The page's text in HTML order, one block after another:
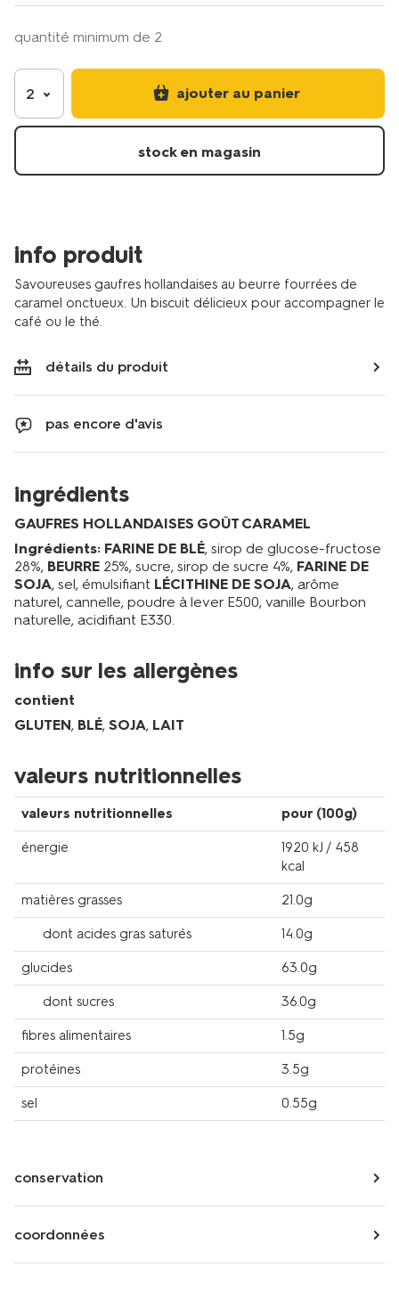
caramel-
10822017.html
quantité minimum de 2
2 ajouter au panier
stock en magasin
info produit
Savoureuses gaufres hollandaises au beurre fourrées de
caramel onctueux. Un biscuit délicieux pour accompagner le
café ou le thé.
détails du produit
pas encore d'avis
ingrédients
GAUFRES HOLLANDAISES GOÛT CARAMEL
Ingrédients: FARINE DE BLÉ, sirop de glucose-fructose
28%, BEURRE 25%, sucre, sirop de sucre 4%, FARINE DE
SOJA, sel, émulsifiant LÉCITHINE DE SOJA, arôme
naturel, cannelle, poudre à lever E500, vanille Bourbon
naturelle, acidifiant E330.
info sur les allergènes
contient
GLUTEN, BLÉ, SOJA, LAIT
valeurs nutritionnelles
valeurs nutritionnelles pour (100g)
énergie
1920 kJ / 458
kcal
matières grasses 21.0g
dont acides gras saturés 14.0g
glucides 63.0g
dont sucres 36.0g
fibres alimentaires 1.5g
protéines 3.5g
sel 0.55g
conservation
coordonnées